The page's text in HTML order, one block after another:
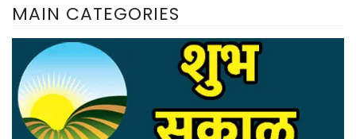
MAIN CATEGORIES